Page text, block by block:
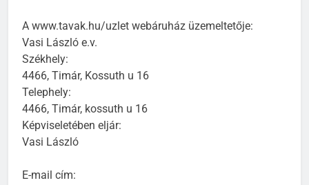
A www.tavak.hu/uzlet webáruház üzemeltetője:
Vasi László e.v.
Székhely:
4466, Timár, Kossuth u 16
Telephely:
4466, Timár, kossuth u 16
Képviseletében eljár:
Vasi László
E-mail cím: